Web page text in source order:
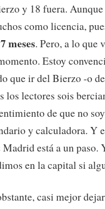
y 18 fuera.
como licencia,
meses. Pero, a lo que
Estoy
que ir del Bierzo -o
los lectores sois
de que no
y calculadora. Y
Madrid está a un paso.
en la capital si
casi mejor